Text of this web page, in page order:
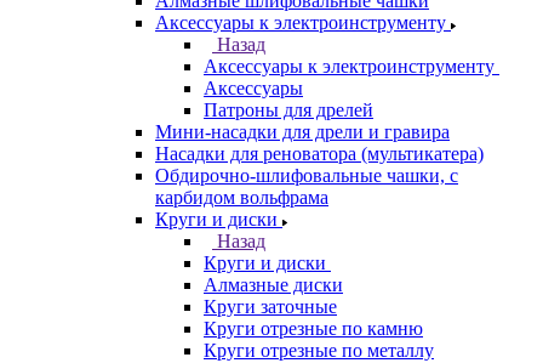
Аксессуары к электроинструменту
Назад
Аксессуары к электроинструменту
Аксессуары
Патроны для дрелей
Мини-насадки для дрели и гравира
Насадки для реноватора (мультикатера)
Обдирочно-шлифовальные чашки, с
карбидом вольфрама
Круги и диски
Назад
Круги и диски
Алмазные диски
Круги заточные
Круги отрезные по камню
Круги отрезные по металлу